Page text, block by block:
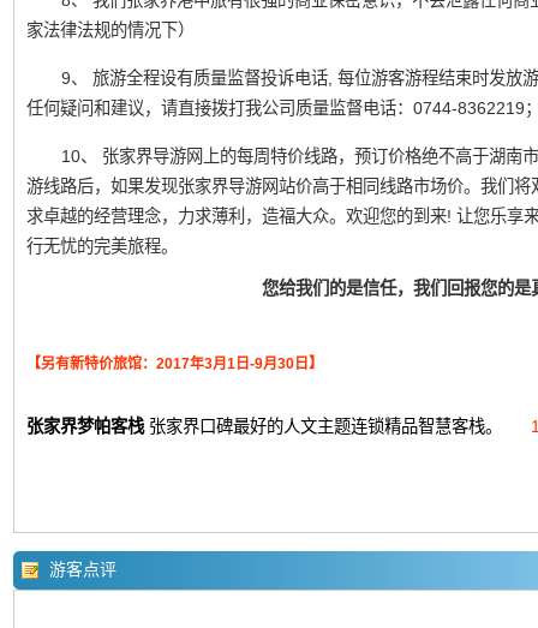
家法律法规的情况下）
9、 旅游全程设有质量监督投诉电话, 每位游客游程结束时发放
任何疑问和建议，请直接拨打我公司质量监督电话：0744-8362219
10、 张家界导游网上的每周特价线路，预订价格绝不高于湖南
游线路后，如果发现张家界导游网站价高于相同线路市场价。我们
求卓越的经营理念，力求薄利，造福大众。欢迎您的到来! 让您乐享
行无忧的完美旅程。
您给我们的是信任，我们回报您的是
【另有新特价旅馆：2017年3月1日-9月30日】
张家界梦帕客栈张家界口碑最好的人文主题连锁精品智慧客栈。
游客点评